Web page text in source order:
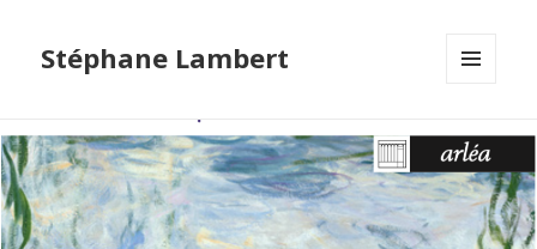
Stéphane Lambert
WIDGETS